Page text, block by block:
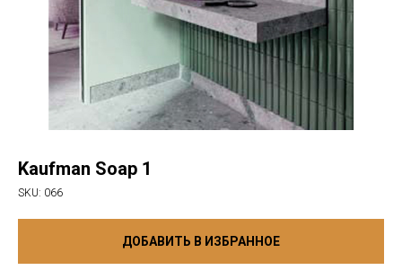
Kaufman Soap 1
SKU: 066
ДОБАВИТЬ В ИЗБРАННОЕ